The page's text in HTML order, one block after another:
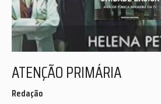
ATENÇÃO PRIMÁRIA
Redação